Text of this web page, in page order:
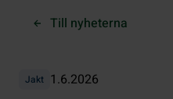
Till nyheterna
Jakt 1.6.2026